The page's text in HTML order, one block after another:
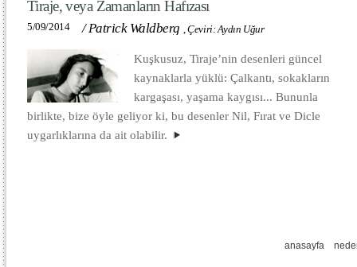
Tiraje, veya Zamanların Hafızası
5/09/2014 /Patrick Waldberg ,Çeviri: Aydın Uğur
Kuşkusuz, Tiraje’nin desenleri güncel
kaynaklarla yüklü: Çalkantı, sokakların
kargaşası, yaşama kaygısı... Bununla
birlikte, bize öyle geliyor ki, bu desenler Nil, Fırat ve Dicle
uygarlıklarına da ait olabilir.
anasayfa